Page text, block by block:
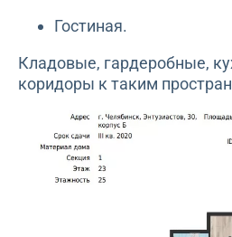
Гостиная.
Кладовые, гардеробные,
коридоры к таким